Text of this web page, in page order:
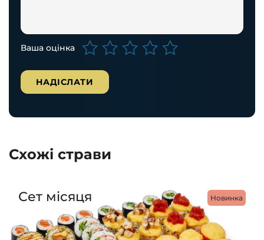
Ваша оцінка
Схожі страви
Новинка
Сет місяця